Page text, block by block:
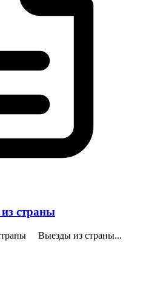
страны
Выезды из страны...